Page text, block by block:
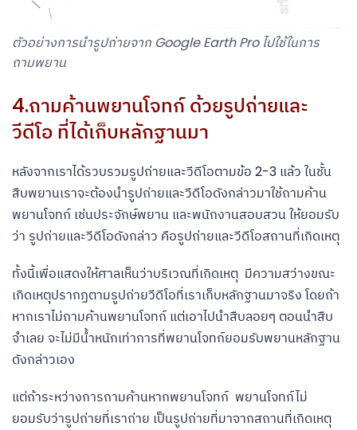
ตัวอย่างการนำรูปถ่ายจาก Google Earth Pro ไปใช้ในการ
ถามพยาน
4.ถามค้านพยานโจทก์ ด้วยรูปถ่ายและ
วีดีโอ ที่ได้เก็บหลักฐานมา
หลังจากเราได้รวบรวมรูปถ่ายและวีดีโอตามข้อ 2-3 แล้ว ในชั้น
สืบพยานเราจะต้องนำรูปถ่ายและวีดีโอดังกล่าวมาใช้ถามค้าน
พยานโจทก์ เช่นประจักษ์พยาน และพนักงานสอบสวน ให้ยอมรับ
ว่า รูปถ่ายและวีดีโอดังกล่าว คือรูปถ่ายและวีดีโอสถานที่เกิดเหตุ
ทั้งนี้เพื่อแสดงให้ศาลเห็นว่าบริเวณที่เกิดเหตุ มีความสว่างขณะ
เกิดเหตุปรากฏตามรูปถ่ายวีดีโอที่เราเก็บหลักฐานมาจริง โดยถ้า
หากเราไม่ถามค้านพยานโจทก์ แต่เอาไปนำสืบลอยๆ ตอนนำสืบ
จำเลย จะไม่มีน้ำหนักเท่าการที่พยานโจทก์ยอมรับพยานหลักฐาน
ดังกล่าวเอง
แต่ถ้าระหว่างการถามค้านหากพยานโจทก์ พยานโจทก์ไม่
ยอมรับว่ารูปถ่ายที่เราถ่าย เป็นรูปถ่ายที่มาจากสถานที่เกิดเหตุ